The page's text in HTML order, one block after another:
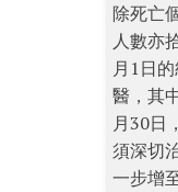
除死亡
人數亦
月1日
醫，其
月30日
須深切
一步增